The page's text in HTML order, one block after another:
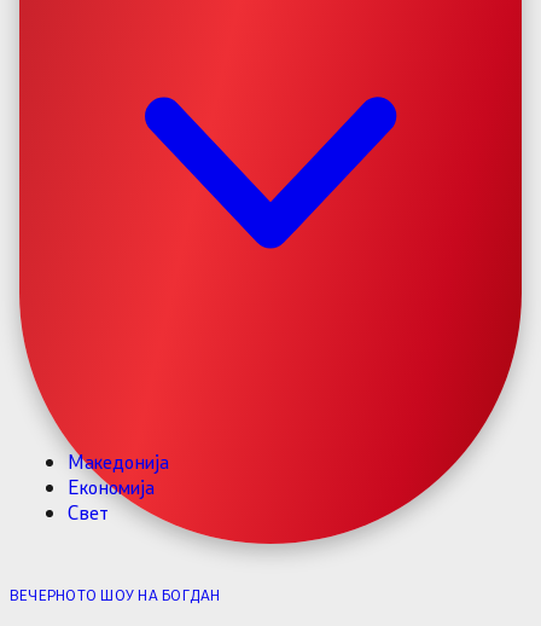
Македонија
Економија
Свет
ВЕЧЕРНОТО ШОУ НА БОГДАН